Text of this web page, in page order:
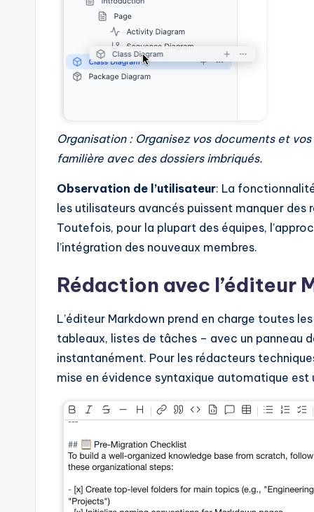
Organisation : Organisez vos documents et
familière avec des dossiers imbriqués.
Observation de l’utilisateur: La
les utilisateurs avancés puissent manquer
Toutefois, pour la plupart des équipes,
l’intégration des nouveaux membres.
Rédaction avec l’éditeur
L’éditeur Markdown prend en charge toutes
tableaux, listes de tâches – avec un panneau
instantanément. Pour les rédacteurs
mise en évidence syntaxique automatique